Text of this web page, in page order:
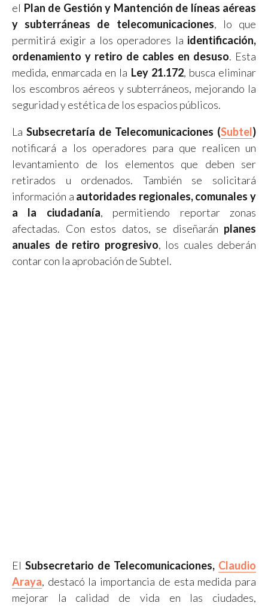
el Plan de Gestión y Mantención de líneas aéreas
y subterráneas de telecomunicaciones, lo que
permitirá exigir a los operadores la identificación,
ordenamiento y retiro de cables en desuso. Esta
medida, enmarcada en la Ley 21.172, busca eliminar
los escombros aéreos y subterráneos, mejorando la
seguridad y estética de los espacios públicos.
La Subsecretaría de Telecomunicaciones (Subtel)
notificará a los operadores para que realicen un
levantamiento de los elementos que deben ser
retirados u ordenados. También se solicitará
información a autoridades regionales, comunales y
a la ciudadanía, permitiendo reportar zonas
afectadas. Con estos datos, se diseñarán planes
anuales de retiro progresivo, los cuales deberán
contar con la aprobación de Subtel.
El Subsecretario de Telecomunicaciones, Claudio
Araya, destacó la importancia de esta medida para
mejorar la calidad de vida en las ciudades,